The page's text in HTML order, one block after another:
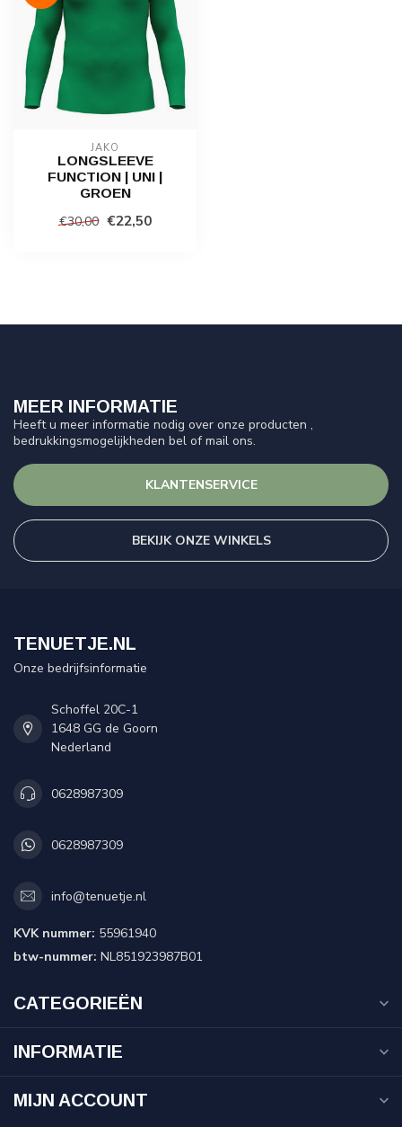
JAKO
LONGSLEEVE
FUNCTION | UNI |
GROEN
€30,00 €22,50
MEER INFORMATIE
Heeft u meer informatie nodig over onze producten ,
bedrukkingsmogelijkheden bel of mail ons.
KLANTENSERVICE
BEKIJK ONZE WINKELS
TENUETJE.NL
Onze bedrijfsinformatie
Schoffel 20C-1
1648 GG de Goorn
Nederland
0628987309
0628987309
info@tenuetje.nl
KVK nummer: 55961940
btw-nummer: NL851923987B01
CATEGORIEËN
INFORMATIE
MIJN ACCOUNT